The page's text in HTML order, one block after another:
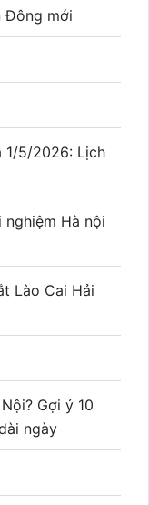
Đông mới
1/5/2026: Lịch
Hà nội
Lào Cai Hải
Gợi ý 10
ngày